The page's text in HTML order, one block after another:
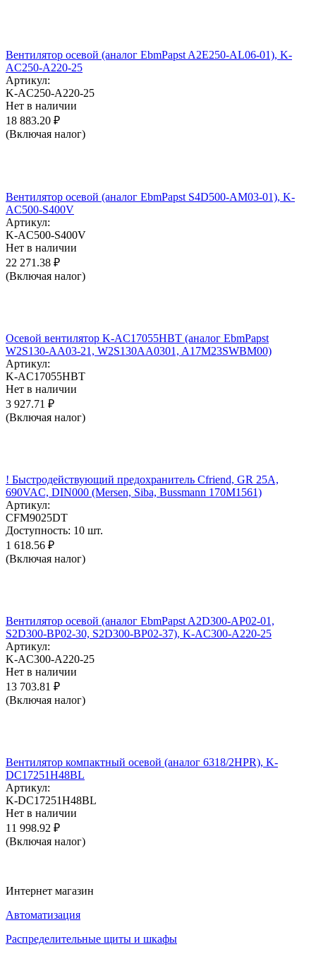
Вентилятор осевой (аналог EbmPapst A2E250-AL06-01), K-
AC250-A220-25
Артикул:
K-AC250-A220-25
Нет в наличии
18 883.20 ₽
(Включая налог)
Вентилятор осевой (аналог EbmPapst S4D500-AM03-01), K-
AC500-S400V
Артикул:
K-AC500-S400V
Нет в наличии
22 271.38 ₽
(Включая налог)
Осевой вентилятор K-AC17055HBT (аналог EbmPapst
W2S130-AA03-21, W2S130AA0301, A17M23SWBM00)
Артикул:
K-AC17055HBT
Нет в наличии
3 927.71 ₽
(Включая налог)
! Быстродействующий предохранитель Cfriend, GR 25А,
690VAC, DIN000 (Mersen, Siba, Bussmann 170M1561)
Артикул:
CFM9025DT
Доступность: 10 шт.
1 618.56 ₽
(Включая налог)
Вентилятор осевой (аналог EbmPapst A2D300-AP02-01,
S2D300-BP02-30, S2D300-BP02-37), K-AC300-A220-25
Артикул:
K-AC300-A220-25
Нет в наличии
13 703.81 ₽
(Включая налог)
Вентилятор компактный осевой (аналог 6318/2HPR), K-
DC17251H48BL
Артикул:
K-DC17251H48BL
Нет в наличии
11 998.92 ₽
(Включая налог)
Интернет магазин
Автоматизация
Распределительные щиты и шкафы